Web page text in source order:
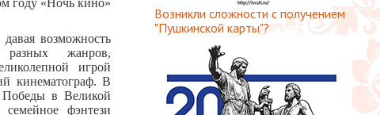
возможность
жанров,
игрой
кинематограф. В
Победы в Великой
фэнтези
Возникли сложности с получением
"Пушкинской карты"?